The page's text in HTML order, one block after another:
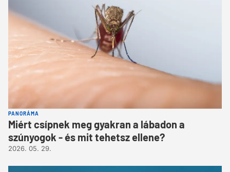
PANORÁMA
Miért csípnek meg gyakran a lábadon a
szúnyogok - és mit tehetsz ellene?
2026. 05. 29.